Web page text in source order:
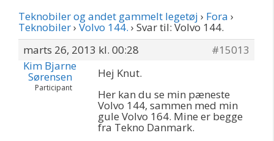
Teknobiler og andet gammelt legetøj › Fora ›
Teknobiler› Volvo 144. › Svar til: Volvo 144.
marts 26, 2013 kl. 00:28
#15013
Kim Bjarne
Sørensen
Participant
Hej Knut.
Her kan du se min pæneste
Volvo 144, sammen med min
gule Volvo 164. Mine er begge
fra Tekno Danmark.